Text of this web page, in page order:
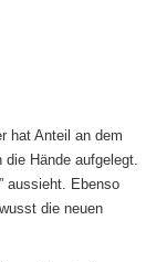
hat Anteil an dem
Hände aufgelegt.
aussieht. Ebenso
die neuen